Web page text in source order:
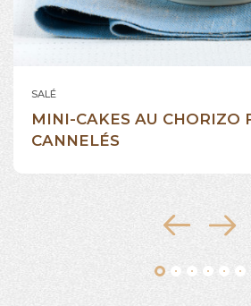
SALÉ
MINI-CAKES AU CHORIZO
CANNELÉS